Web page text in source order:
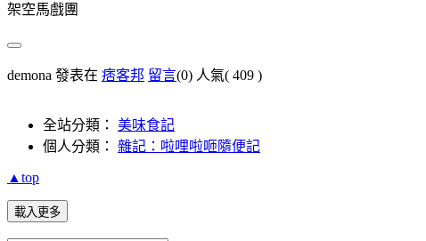
架空馬戲團
demona 發表在 痞客邦 留言(0) 人氣( 409 )
全站分類： 美味食記
個人分類： 雜記：啦哩啦咂隨便記
▲top
載入更多